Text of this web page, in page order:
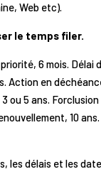
Web etc).
le temps filer.
6 mois. Délai
Action en
3 ou 5 ans.
10
les délais et les